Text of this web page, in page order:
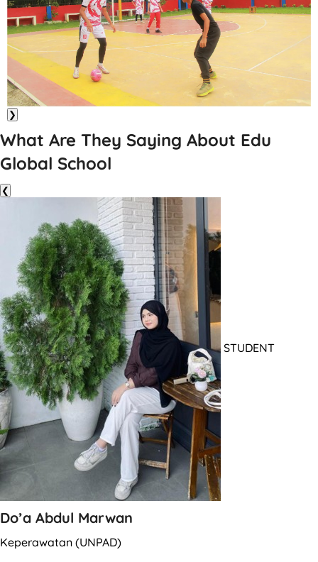
❯
What Are They Saying About Edu
Global School
❮
STUDENT
Do’a Abdul Marwan
Keperawatan (UNPAD)